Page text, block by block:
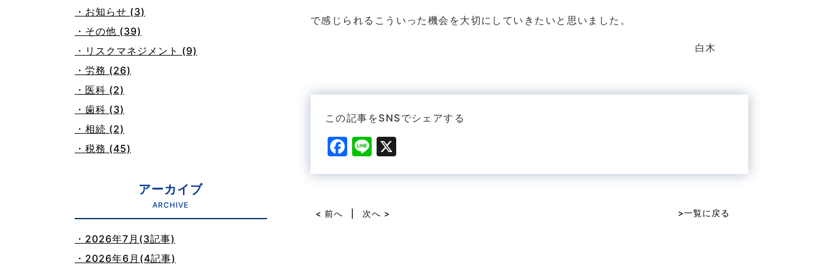
で感じられるこういった機会を大切にしていきたいと思いました。
白木
この記事をSNSでシェアする
F
c
e
b
Li
e
>一覧に戻る
< 前へ 次へ >
・お知らせ (3)
・その他 (39)
・リスクマネジメント (9)
・労務 (26)
・医科 (2)
・歯科 (3)
・相続 (2)
・税務 (45)
アーカイブ
ARCHIVE
・2026年7月(3記事)
・2026年6月(4記事)